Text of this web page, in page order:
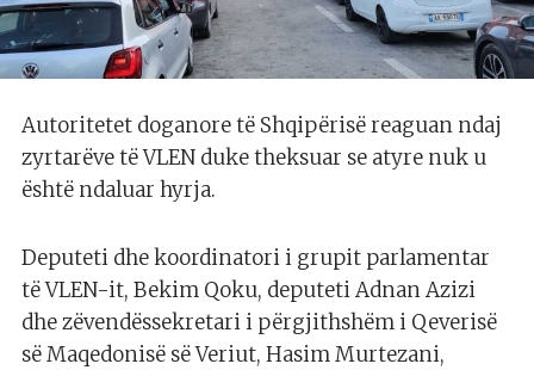
Autoritetet doganore të Shqipërisë reaguan ndaj
zyrtarëve të VLEN duke theksuar se atyre nuk u
është ndaluar hyrja.
Deputeti dhe koordinatori i grupit parlamentar
të VLEN-it, Bekim Qoku, deputeti Adnan Azizi
dhe zëvendëssekretari i përgjithshëm i Qeverisë
së Maqedonisë së Veriut, Hasim Murtezani,